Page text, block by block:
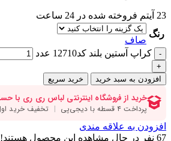
23 آیتم فروخته شده در 24 ساعت
رنگ
صاف
کراپ آستین بلند کد12710 عدد
افزودن به سبد خرید خرید سریع
افزودن به علاقه مندی
67 نفر در حال مشاهده این محصول هستند!